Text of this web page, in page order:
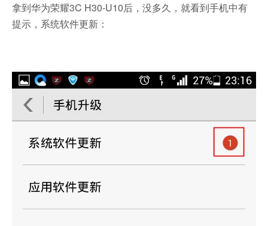
拿到华为荣耀3C H30-U10后，没多久，就看到手机中有
提示，系统软件更新：